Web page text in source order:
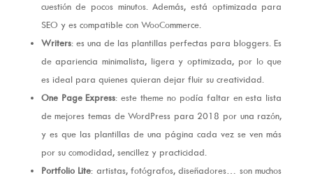
cuestión de pocos minutos. Además, está optimizada para
SEO y es compatible con WooCommerce.
Writers: es una de las plantillas perfectas para bloggers. Es
de apariencia minimalista, ligera y optimizada, por lo que
es ideal para quienes quieran dejar fluir su creatividad.
One Page Express: este theme no podía faltar en esta lista
de mejores temas de WordPress para 2018 por una razón,
y es que las plantillas de una página cada vez se ven más
por su comodidad, sencillez y practicidad.
Portfolio Lite: artistas, fotógrafos, diseñadores… son muchos